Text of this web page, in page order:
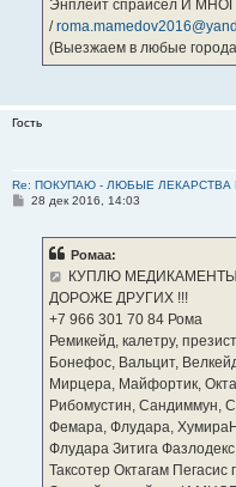
Энплейт спрайсел И
/
(Выезжаем в любые
Гость
Re: ПОКУПАЮ - ЛЮБЫЕ ЛЕКАРСТВА
С28 дек 2016, 14:03
Ромаа:
КУПЛЮ
ДОРОЖЕ ДРУГИХ !!!
‪+7 966 301 70 84‬ Рома
Ремикейд, калетру,
Бонефос, Вальцит,
Мирцера, Майфортик,
Рибомустин, Сандиммун,
Фемара, Флудара,
Флудара Зитига
Таксотер Октагам